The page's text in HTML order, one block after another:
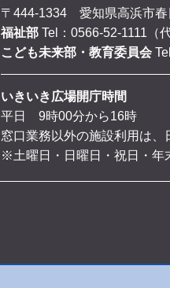
〒444-1334 愛知県高浜市春
福祉部 Tel：0566-52-1111（代
こども未来部・教育委員会
いきいき広場開庁時間
平日 9時00分から16時
窓口業務以外の施設利用は
※土曜日・日曜日・祝日・